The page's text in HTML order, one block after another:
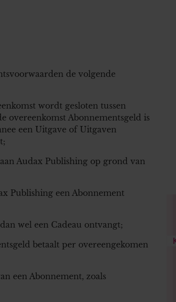
de volgende
wordt gesloten tussen
overeenkomst Abonnementsgeld is
een Uitgave of Uitgaven
Audax Publishing op grond van
Publishing een Abonnement
wel een Cadeau ontvangt;
betaalt per overeengekomen
een Abonnement, zoals